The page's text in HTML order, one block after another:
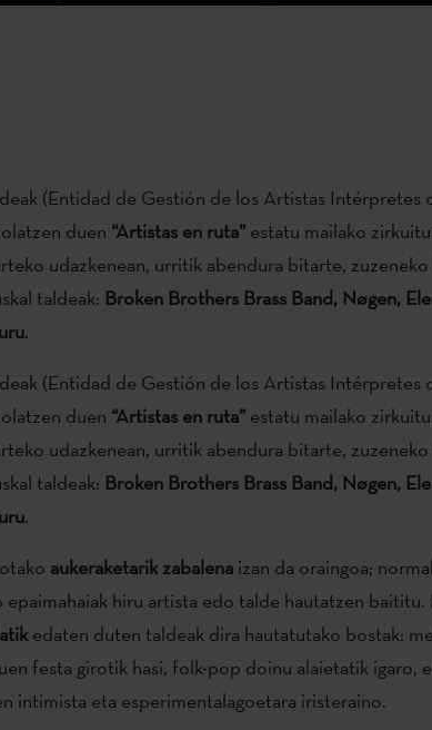
(Entidad de Gestión de los Artistas Intérpretes
duen “Artistas en ruta”estatu mailako
udazkenean, urritik abendura bitarte,
taldeak: Broken Brothers Brass Band, Nøgen,
.
(Entidad de Gestión de los Artistas Intérpretes
duen “Artistas en ruta”estatu mailako
udazkenean, urritik abendura bitarte,
taldeak: Broken Brothers Brass Band, Nøgen,
.
aukeraketarik zabalenaizan da oraingoa;
epaimahaiak hiru artista edo talde hautatzen baititu.
edaten duten taldeak dira hautatutako bostak:
festa girotik hasi, folk-pop doinu alaietatik igaro,
intimista eta esperimentalagoetara iristeraino.